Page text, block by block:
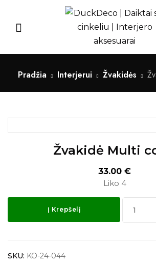
Pradžia Interjerui Žvakidės
Žvakidė Multi
33.00 €
Liko 4
Į Krepšelį
SKU: KO-24-044